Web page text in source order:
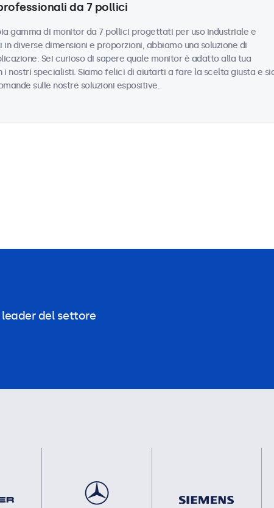
da 7 pollici
gamma di monitor da 7 pollici progettati per uso industriale e
diverse dimensioni e proporzioni, abbiamo una soluzione di
Sei curioso di sapere quale monitor è adatto alla tua
i nostri specialisti. Siamo felici di aiutarti a fare la scelta giusta e
sulle nostre soluzioni espositive.
del settore